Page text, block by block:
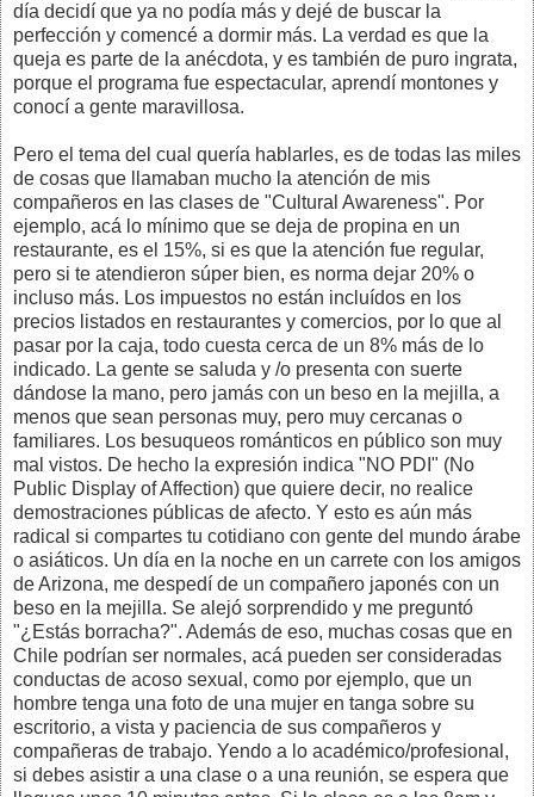
día decidí que ya no podía más y dejé de buscar la
perfección y comencé a dormir más. La verdad es que la
queja es parte de la anécdota, y es también de puro ingrata,
porque el programa fue espectacular, aprendí montones y
conocí a gente maravillosa.
Pero el tema del cual quería hablarles, es de todas las miles
de cosas que llamaban mucho la atención de mis
compañeros en las clases de "Cultural Awareness". Por
ejemplo, acá lo mínimo que se deja de propina en un
restaurante, es el 15%, si es que la atención fue regular,
pero si te atendieron súper bien, es norma dejar 20% o
incluso más. Los impuestos no están incluídos en los
precios listados en restaurantes y comercios, por lo que al
pasar por la caja, todo cuesta cerca de un 8% más de lo
indicado. La gente se saluda y /o presenta con suerte
dándose la mano, pero jamás con un beso en la mejilla, a
menos que sean personas muy, pero muy cercanas o
familiares. Los besuqueos románticos en público son muy
mal vistos. De hecho la expresión indica "NO PDI" (No
Public Display of Affection) que quiere decir, no realice
demostraciones públicas de afecto. Y esto es aún más
radical si compartes tu cotidiano con gente del mundo árabe
o asiáticos. Un día en la noche en un carrete con los amigos
de Arizona, me despedí de un compañero japonés con un
beso en la mejilla. Se alejó sorprendido y me preguntó
"¿Estás borracha?". Además de eso, muchas cosas que en
Chile podrían ser normales, acá pueden ser consideradas
conductas de acoso sexual, como por ejemplo, que un
hombre tenga una foto de una mujer en tanga sobre su
escritorio, a vista y paciencia de sus compañeros y
compañeras de trabajo. Yendo a lo académico/profesional,
si debes asistir a una clase o a una reunión, se espera que